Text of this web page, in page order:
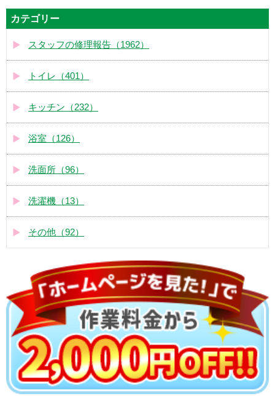
カテゴリー
スタッフの修理報告（1962）
トイレ（401）
キッチン（232）
浴室（126）
洗面所（96）
洗濯機（13）
その他（92）